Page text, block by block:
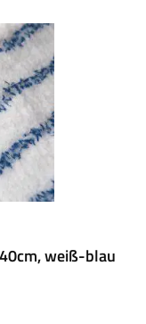
weiß-blau